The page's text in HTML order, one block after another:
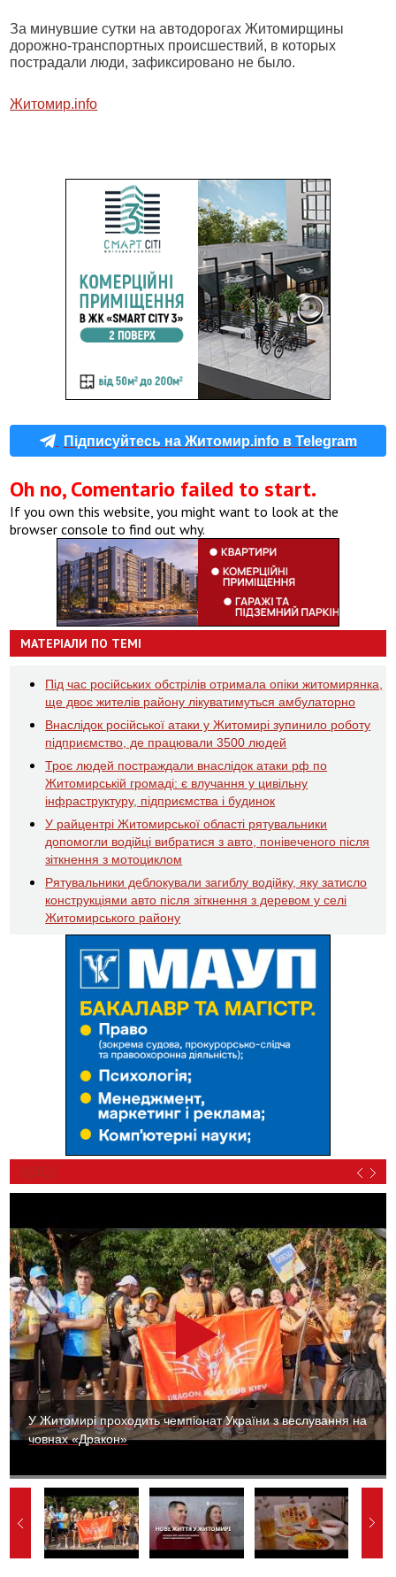
За минувшие сутки на автодорогах Житомирщины
дорожно-транспортных происшествий, в которых
пострадали люди, зафиксировано не было.
Житомир.info
Підписуйтесь на Житомир.info в Telegram
Oh no, Comentario failed to start.
If you own this website, you might want to look at the
browser console to find out why.
МАТЕРІАЛИ ПО ТЕМІ
Під час російських обстрілів отримала опіки житомирянка,
ще двоє жителів району лікуватимуться амбулаторно
Внаслідок російської атаки у Житомирі зупинило роботу
підприємство, де працювали 3500 людей
Троє людей постраждали внаслідок атаки рф по
Житомирській громаді: є влучання у цивільну
інфраструктуру, підприємства і будинок
У райцентрі Житомирської області рятувальники
допомогли водійці вибратися з авто, понівеченого після
зіткнення з мотоциклом
Рятувальники деблокували загиблу водійку, яку затисло
конструкціями авто після зіткнення з деревом у селі
Житомирського району
ВІДЕО
У Житомирі проходить чемпіонат України з веслування на
човнах «Дракон»